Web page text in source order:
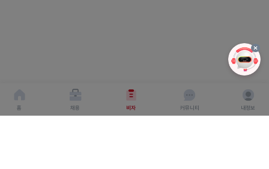
홈 채용 비자 커뮤니티 내정보